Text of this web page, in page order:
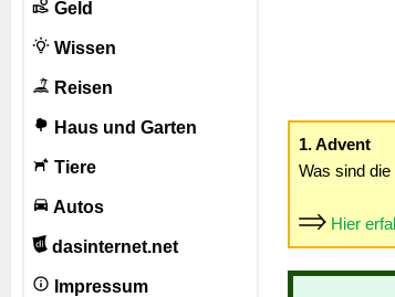
Geld
Wissen
Reisen
Haus und Garten
Tiere
Autos
dasinternet.net
Impressum
1. Advent
Was sind
Hier